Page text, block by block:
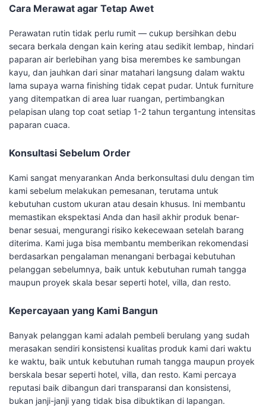
Cara Merawat agar Tetap Awet
Perawatan rutin tidak perlu rumit — cukup bersihkan debu
secara berkala dengan kain kering atau sedikit lembap, hindari
paparan air berlebihan yang bisa merembes ke sambungan
kayu, dan jauhkan dari sinar matahari langsung dalam waktu
lama supaya warna finishing tidak cepat pudar. Untuk furniture
yang ditempatkan di area luar ruangan, pertimbangkan
pelapisan ulang top coat setiap 1-2 tahun tergantung intensitas
paparan cuaca.
Konsultasi Sebelum Order
Kami sangat menyarankan Anda berkonsultasi dulu dengan tim
kami sebelum melakukan pemesanan, terutama untuk
kebutuhan custom ukuran atau desain khusus. Ini membantu
memastikan ekspektasi Anda dan hasil akhir produk benar-
benar sesuai, mengurangi risiko kekecewaan setelah barang
diterima. Kami juga bisa membantu memberikan rekomendasi
berdasarkan pengalaman menangani berbagai kebutuhan
pelanggan sebelumnya, baik untuk kebutuhan rumah tangga
maupun proyek skala besar seperti hotel, villa, dan resto.
Kepercayaan yang Kami Bangun
Banyak pelanggan kami adalah pembeli berulang yang sudah
merasakan sendiri konsistensi kualitas produk kami dari waktu
ke waktu, baik untuk kebutuhan rumah tangga maupun proyek
berskala besar seperti hotel, villa, dan resto. Kami percaya
reputasi baik dibangun dari transparansi dan konsistensi,
bukan janji-janji yang tidak bisa dibuktikan di lapangan.